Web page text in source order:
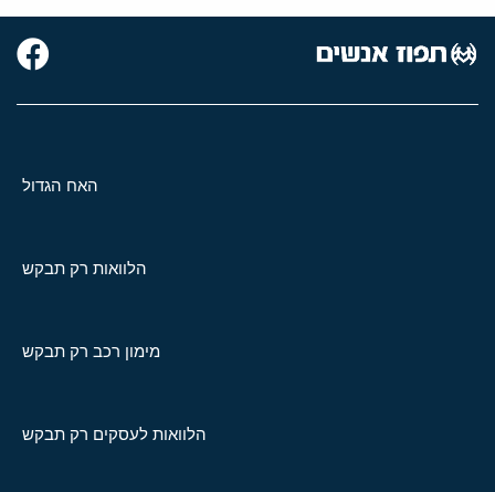
האח הגדול
הלוואות רק תבקש
מימון רכב רק תבקש
הלוואות לעסקים רק תבקש